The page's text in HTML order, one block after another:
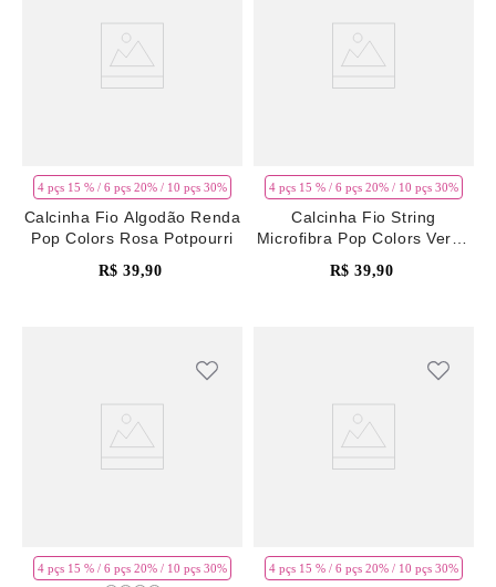
4 pçs 15 % / 6 pçs 20% / 10 pçs 30%
Calcinha Fio Algodão Renda
Pop Colors Rosa Potpourri
R$ 39,90
4 pçs 15 % / 6 pçs 20% / 10 pçs 30%
Calcinha Fio String
Microfibra Pop Colors Verde
R$ 39,90
4 pçs 15 % / 6 pçs 20% / 10 pçs 30% 4 pçs 15 % / 6 pçs 20% / 10 pçs 30%